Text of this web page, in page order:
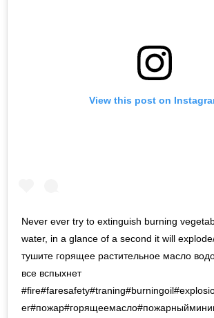
View this post on
Never ever try to extinguish burning
water, in a glance of a second it will
тушите горящее растительное масло
все вспыхнет